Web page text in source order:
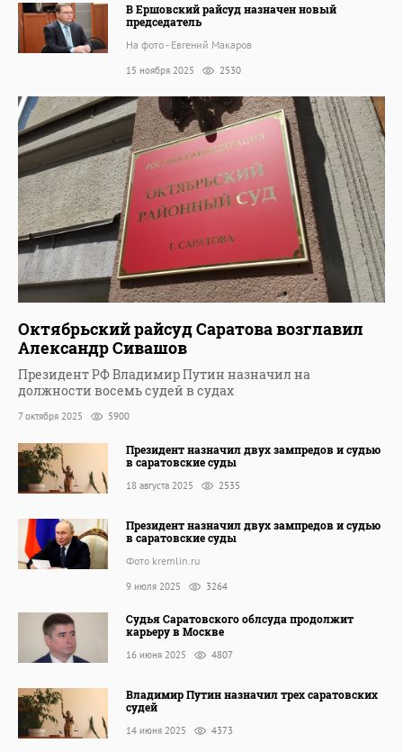
В Ершовский райсуд назначен новый
председатель
На фото - Евгений Макаров
15 ноября 2025 2530
Октябрьский райсуд Саратова возглавил
Александр Сивашов
Президент РФ Владимир Путин назначил на
должности восемь судей в судах
7 октября 2025 5900
Президент назначил двух зампредов и судью
в саратовские суды
18 августа 2025 2535
Президент назначил двух зампредов и судью
в саратовские суды
Фото kremlin.ru
9 июля 2025 3264
Судья Саратовского облсуда продолжит
карьеру в Москве
16 июня 2025 4807
Владимир Путин назначил трех саратовских
судей
14 июня 2025 4373